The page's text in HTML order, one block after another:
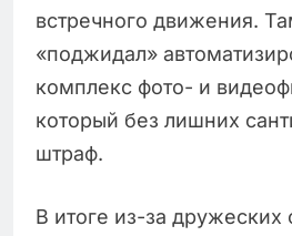
встречного движения.
«поджидал»
комплекс фото- и
который без лишних
штраф.
В итоге из-за дружеских